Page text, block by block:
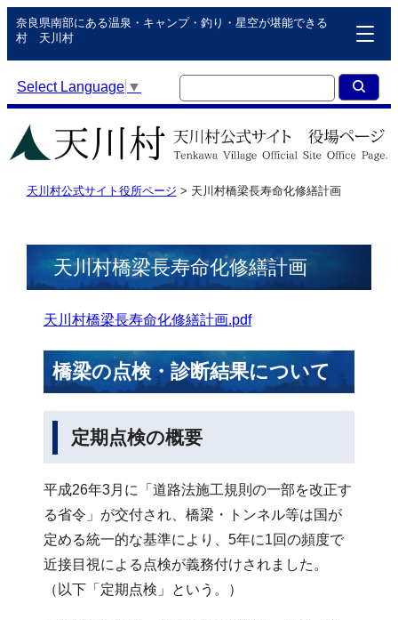
奈良県南部にある温泉・キャンプ・釣り・星空が堪能できる
村 天川村
Select Language ▼
天川村公式サイト役所ページ > 天川村橋梁長寿命化修繕計画
天川村橋梁長寿命化修繕計画
天川村橋梁長寿命化修繕計画.pdf
橋梁の点検・診断結果について
定期点検の概要
平成26年3月に「道路法施工規則の一部を改正す
る省令」が交付され、橋梁・トンネル等は国が
定める統一的な基準により、5年に1回の頻度で
近接目視による点検が義務付けされました。
（以下「定期点検」という。）